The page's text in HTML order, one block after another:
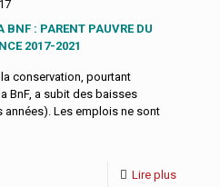
BNF : PARENT PAUVRE DU
2017-2021
conservation, pourtant
BnF, a subit des baisses
années). Les emplois ne sont
Lire plus